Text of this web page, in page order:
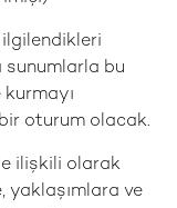
ilgilendikleri
sunumlarla bu
kurmayı
oturum olacak.
ilişkili olarak
yaklaşımlara ve